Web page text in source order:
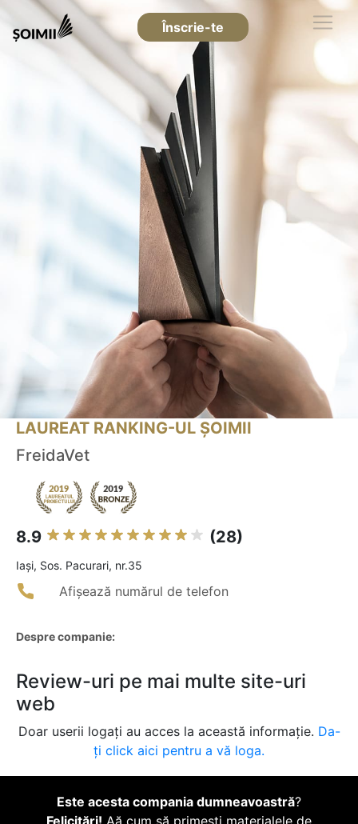
Înscrie-te
LAUREAT RANKING-UL ȘOIMII
FreidaVet
8.9 (28)
Iaşi, Sos. Pacurari, nr.35
Afișează numărul de telefon
Despre companie:
Review-uri pe mai multe site-uri
web
Doar userii logați au acces la această informație. Da-
ți click aici pentru a vă loga.
Este acesta compania dumneavoastră?